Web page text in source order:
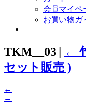
会員マイペ
お買い物ガ
TKM__03 | ←
セット販売 )
←
→